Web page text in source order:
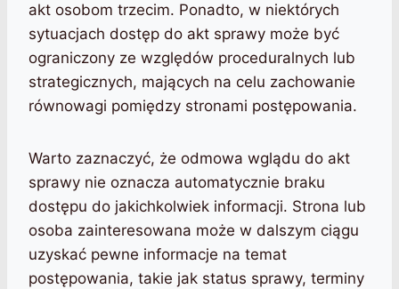
akt osobom trzecim. Ponadto, w niektórych
sytuacjach dostęp do akt sprawy może być
ograniczony ze względów proceduralnych lub
strategicznych, mających na celu zachowanie
równowagi pomiędzy stronami postępowania.
Warto zaznaczyć, że odmowa wglądu do akt
sprawy nie oznacza automatycznie braku
dostępu do jakichkolwiek informacji. Strona lub
osoba zainteresowana może w dalszym ciągu
uzyskać pewne informacje na temat
postępowania, takie jak status sprawy, terminy